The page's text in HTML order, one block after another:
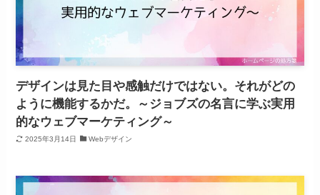
デザインは見た目や感触だけではない。それがどの
ように機能するかだ。～ジョブズの名言に学ぶ実用
的なウェブマーケティング～
2025年3月14日 Webデザイン